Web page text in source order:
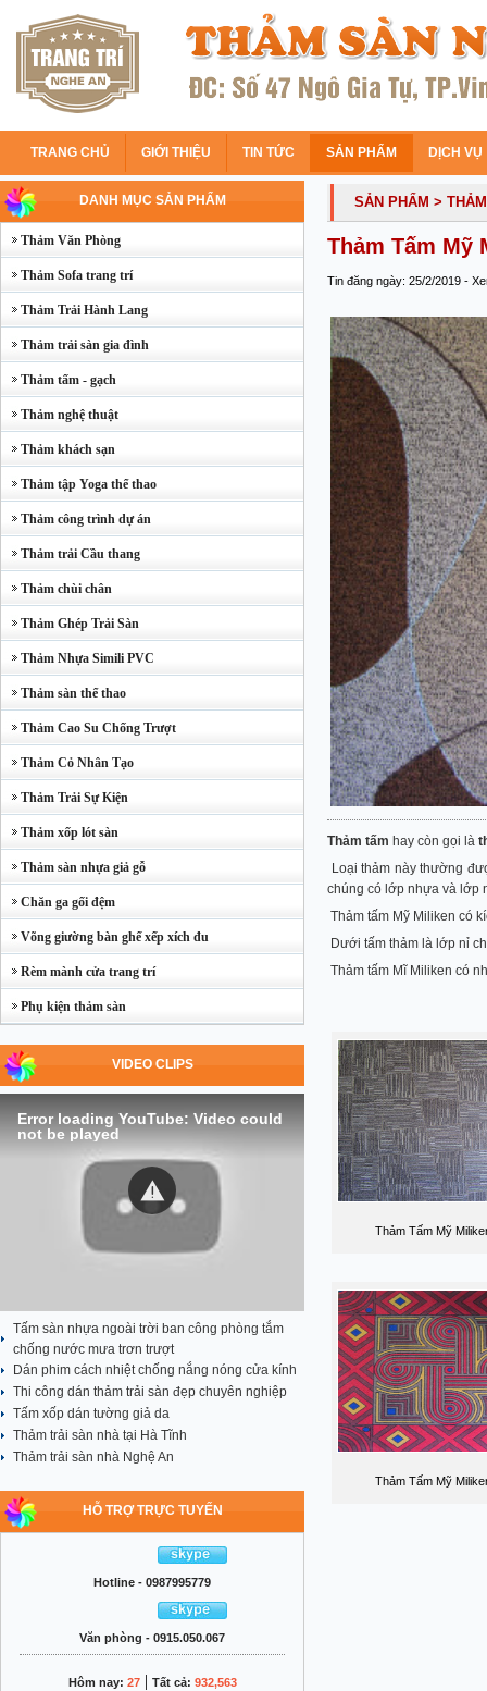
TRANG CHỦ GIỚI THIỆU TIN TỨC SẢN PHẨM DỊCH VỤ
DANH MỤC SẢN PHẨM
Thảm Văn Phòng
Thảm Sofa trang trí
Thảm Trải Hành Lang
Thảm trải sàn gia đình
Thảm tấm - gạch
Thảm nghệ thuật
Thảm khách sạn
Thảm tập Yoga thể thao
Thảm công trình dự án
Thảm trải Cầu thang
Thảm chùi chân
Thảm Ghép Trải Sàn
Thảm Nhựa Simili PVC
Thảm sàn thể thao
Thảm Cao Su Chống Trượt
Thảm Cỏ Nhân Tạo
Thảm Trải Sự Kiện
Thảm xốp lót sàn
Thảm sàn nhựa giả gỗ
Chăn ga gối đệm
Võng giường bàn ghế xếp xích đu
Rèm mành cửa trang trí
Phụ kiện thảm sàn
VIDEO CLIPS
Error loading YouTube: Video could
not be played
Tấm sàn nhựa ngoài trời ban công phòng tắm
chống nước mưa trơn trượt
Dán phim cách nhiệt chống nắng nóng cửa kính
Thi công dán thảm trải sàn đẹp chuyên nghiệp
Tấm xốp dán tường giả da
Thảm trải sàn nhà tại Hà Tĩnh
Thảm trải sàn nhà Nghệ An
HỖ TRỢ TRỰC TUYẾN
Hotline - 0987995779
Văn phòng - 0915.050.067
Hôm nay: 27| Tất cả: 932,563
SẢN PHẨM >
Thảm Tấm Mỹ
Tin đăng ngày: 25/2/2019 -
Thảm tấm hay còn gọi là
Loại thảm này thường
chúng có lớp nhựa và lớp
Thảm tấm Mỹ Miliken có
Dưới tấm thảm là lớp nỉ
Thảm tấm Mĩ Miliken có
Thảm Tấm Mỹ
Thảm Tấm Mỹ